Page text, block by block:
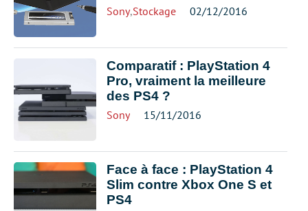
Sony,Stockage 02/12/2016
Comparatif : PlayStation 4
Pro, vraiment la meilleure
des PS4 ?
Sony 15/11/2016
Face à face : PlayStation 4
Slim contre Xbox One S et
PS4